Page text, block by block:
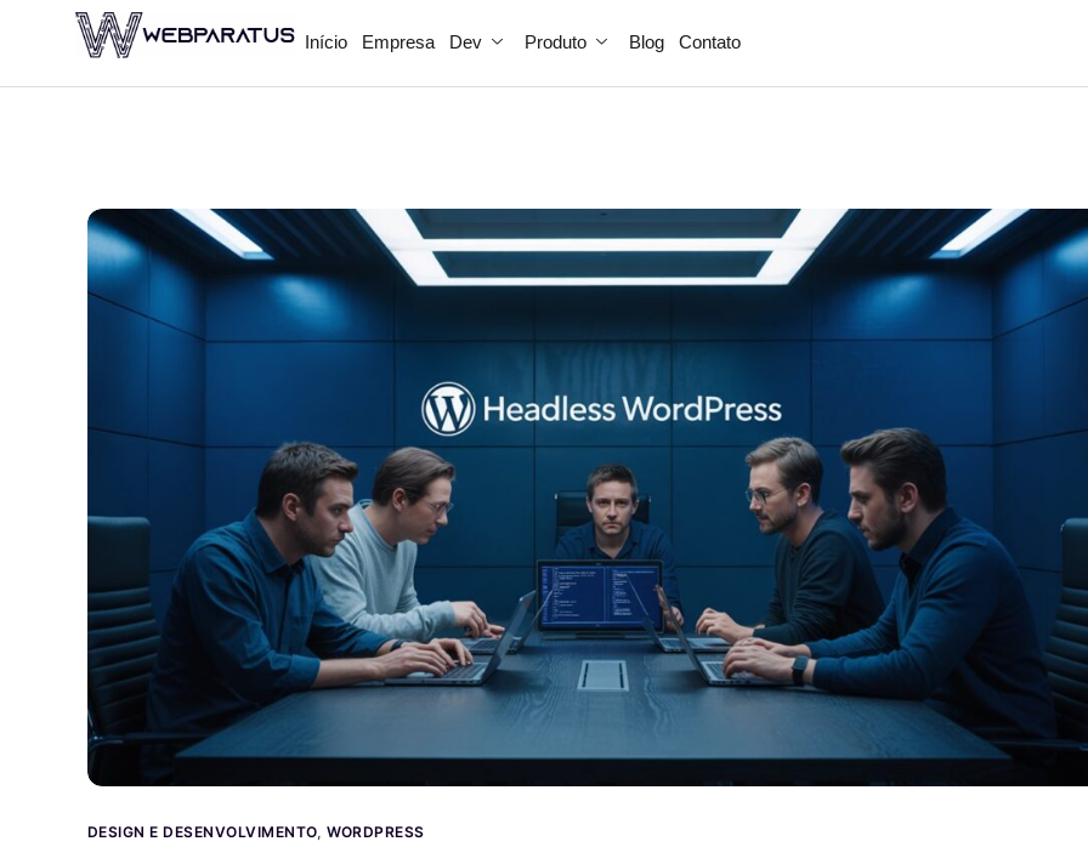
Início Empresa Dev Produto Blog Contato
DESIGN E DESENVOLVIMENTO, WORDPRESS